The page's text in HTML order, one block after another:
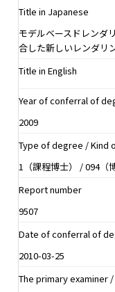
Title in Japanese
モデルベースドレンダ
合した新しいレンダリ
Title in English
Year of conferral of
2009
Type of degree / Kind
1（課程博士） / 094（
Report number
9507
Date of conferral of
2010-03-25
The primary examiner